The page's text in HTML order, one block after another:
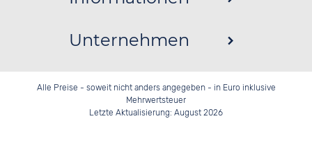
Unternehmen
Alle Preise - soweit nicht anders angegeben - in Euro inklusive
Mehrwertsteuer
Letzte Aktualisierung: August 2026